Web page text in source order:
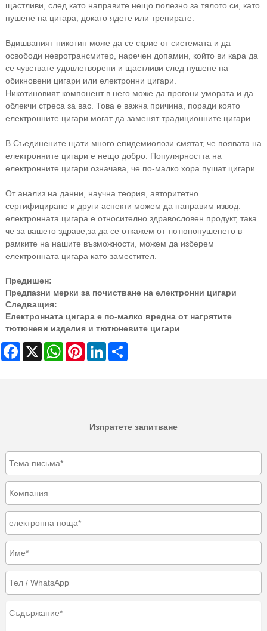
щастливи, след като направите нещо полезно за тялото си, като
пушене на цигара, докато ядете или тренирате.
Вдишваният никотин може да се скрие от системата и да
освободи невротрансмитер, наречен допамин, който ви кара да
се чувствате удовлетворени и щастливи след пушене на
обикновени цигари или електронни цигари.
Никотиновият компонент в него може да прогони умората и да
облекчи стреса за вас. Това е важна причина, поради която
електронните цигари могат да заменят традиционните цигари.
В Съединените щати много епидемиолози смятат, че появата на
електронните цигари е нещо добро. Популярността на
електронните цигари означава, че по-малко хора пушат цигари.
От анализ на данни, научна теория, авторитетно
сертифициране и други аспекти можем да направим извод:
електронната цигара е относително здравословен продукт, така
че за вашето здраве, за да се откажем от тютюнопушенето в
рамките на нашите възможности, можем да изберем
електронната цигара като заместител.
Предишен:
Предпазни мерки за почистване на електронни цигари
Следващия:
Електронната цигара е по-малко вредна от нагрятите
тютюневи изделия и тютюневите цигари
Facebook WhatsAppPinterestLinkedIn
Изпратете запитване